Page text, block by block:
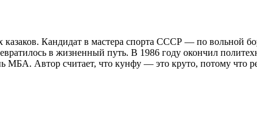
Кандидат в мастера спорта СССР — по вольной
в жизненный путь. В 1986 году окончил
МБА. Автор считает, что кунфу — это круто, потому что